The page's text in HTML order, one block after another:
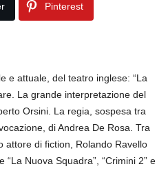
Pinterest
e attuale, del teatro inglese: “La
La grande interpretazione del
Orsini. La regia, sospesa tra
di Andrea De Rosa. Tra
attore di fiction, Rolando Ravello
Nuova Squadra”, “Crimini 2” e